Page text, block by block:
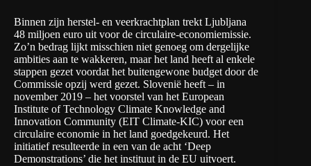
Binnen zijn herstel- en veerkrachtplan trekt Ljubljana
48 miljoen euro uit voor de circulaire-economiemissie.
Zo’n bedrag lijkt misschien niet genoeg om dergelijke
ambities aan te wakkeren, maar het land heeft al enkele
stappen gezet voordat het buitengewone budget door de
Commissie opzij werd gezet. Slovenië heeft – in
november 2019 – het voorstel van het European
Institute of Technology Climate Knowledge and
Innovation Community (EIT Climate-KIC) voor een
circulaire economie in het land goedgekeurd. Het
initiatief resulteerde in een van de acht ‘Deep
Demonstrations’ die het instituut in de EU uitvoert.